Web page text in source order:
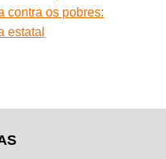
contra os pobres:
estatal